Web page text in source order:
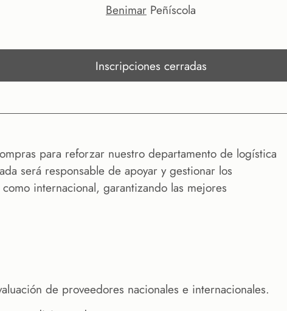
Benimar Peñíscola
Inscripciones cerradas
para reforzar nuestro departamento de logística
será responsable de apoyar y gestionar los
internacional, garantizando las mejores
de proveedores nacionales e internacionales.